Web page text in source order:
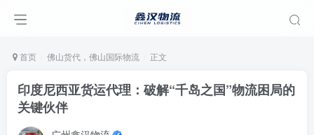
首页 佛山货代，佛山国际物流 正文
印度尼西亚货运代理：破解“千岛之国”物流困局的
关键伙伴